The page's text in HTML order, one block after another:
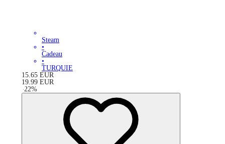
Steam
•
Cadeau
•
TURQUIE
15.65 EUR
19.99 EUR
-22%